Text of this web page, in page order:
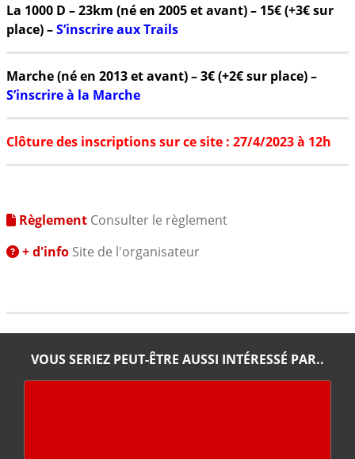
La 1000 D – 23km (né en 2005 et avant) – 15€ (+3€ sur
place) –S’inscrire aux Trails
Marche (né en 2013 et avant) – 3€ (+2€ sur place) –
S’inscrire à la Marche
Clôture des inscriptions sur ce site : 27/4/2023 à 12h
Règlement Consulter le règlement
+ d'info Site de l'organisateur
VOUS SERIEZ PEUT-ÊTRE AUSSI INTÉRESSÉ PAR..